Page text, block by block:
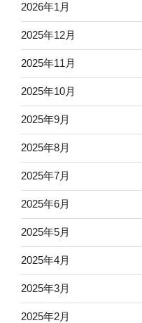
2026年1月
2025年12月
2025年11月
2025年10月
2025年9月
2025年8月
2025年7月
2025年6月
2025年5月
2025年4月
2025年3月
2025年2月